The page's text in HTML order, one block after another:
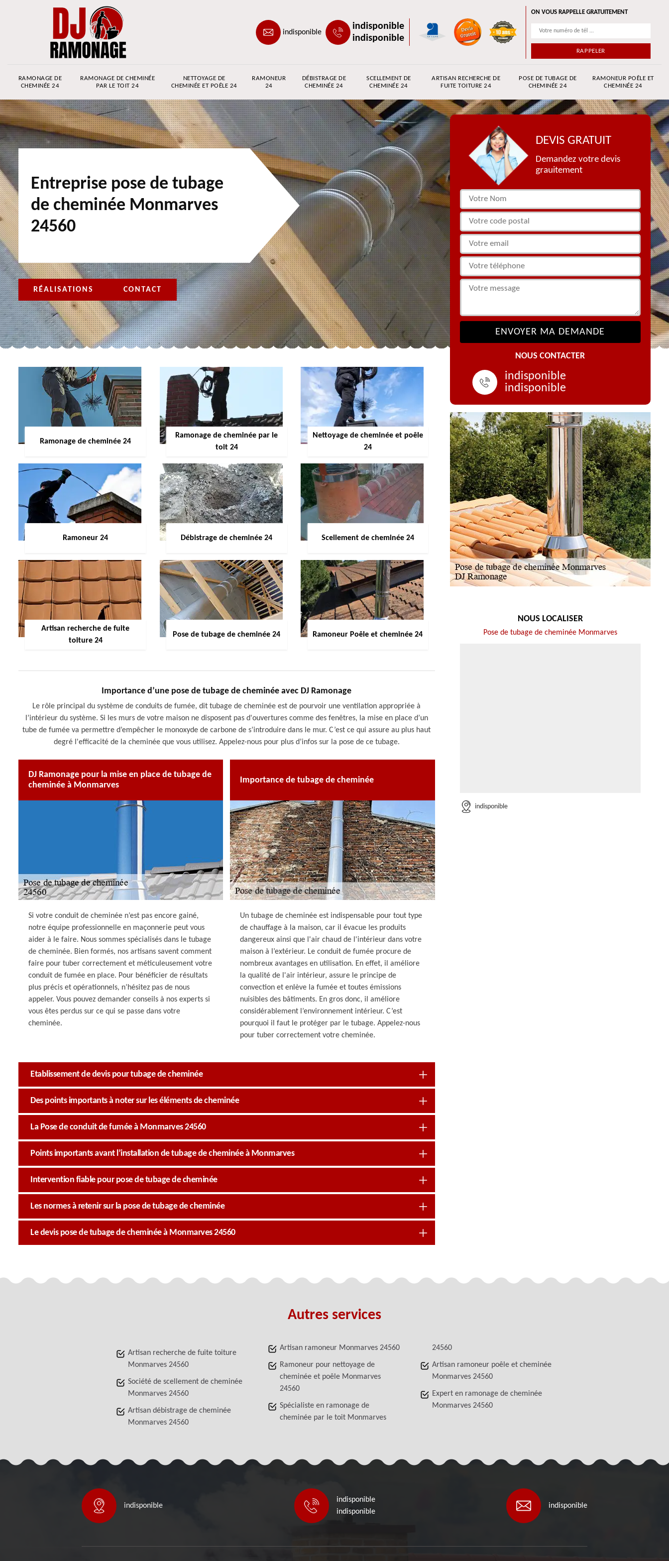
indisponible
indisponible
indisponible
ON VOUS RAPPELLE GRATUITEMENT
RAMONAGE DE
CHEMINÉE 24
RAMONAGE DE CHEMINÉE
PAR LE TOIT 24
NETTOYAGE DE
CHEMINÉE ET POÊLE 24
RAMONEUR
24
DÉBISTRAGE DE
CHEMINÉE 24
SCELLEMENT DE
CHEMINÉE 24
ARTISAN RECHERCHE DE
FUITE TOITURE 24
POSE DE TUBAGE DE
CHEMINÉE 24
RAMONEUR POÊLE ET
CHEMINÉE 24
Entreprise pose de tubage
de cheminée Monmarves
24560
RÉALISATIONS CONTACT
Ramonage de cheminée 24
Ramonage de cheminée par le
toit 24
Nettoyage de cheminée et poêle
24
Ramoneur 24 Débistrage de cheminée 24 Scellement de cheminée 24
Artisan recherche de fuite
toiture 24
Pose de tubage de cheminée 24 Ramoneur Poêle et cheminée 24
Importance d’une pose de tubage de cheminée avec DJ Ramonage
Le rôle principal du système de conduits de fumée, dit tubage de cheminée est de pourvoir une ventilation appropriée à
l’intérieur du système. Si les murs de votre maison ne disposent pas d'ouvertures comme des fenêtres, la mise en place d’un
tube de fumée va permettre d’empêcher le monoxyde de carbone de s’introduire dans le mur. C’est ce qui assure au plus haut
degré l'efficacité de la cheminée que vous utilisez. Appelez-nous pour plus d’infos sur la pose de ce tubage.
DJ Ramonage pour la mise en place de tubage de
cheminée à Monmarves
Si votre conduit de cheminée n’est pas encore gainé,
notre équipe professionnelle en maçonnerie peut vous
aider à le faire. Nous sommes spécialisés dans le tubage
de cheminée. Bien formés, nos artisans savent comment
faire pour tuber correctement et méticuleusement votre
conduit de fumée en place. Pour bénéficier de résultats
plus précis et opérationnels, n’hésitez pas de nous
appeler. Vous pouvez demander conseils à nos experts si
vous êtes perdus sur ce qui se passe dans votre
cheminée.
Importance de tubage de cheminée
Un tubage de cheminée est indispensable pour tout type
de chauffage à la maison, car il évacue les produits
dangereux ainsi que l'air chaud de l'intérieur dans votre
maison à l’extérieur. Le conduit de fumée procure de
nombreux avantages en utilisation. En effet, il améliore
la qualité de l'air intérieur, assure le principe de
convection et enlève la fumée et toutes émissions
nuisibles des bâtiments. En gros donc, il améliore
considérablement l’environnement intérieur. C’est
pourquoi il faut le protéger par le tubage. Appelez-nous
pour tuber correctement votre cheminée.
Etablissement de devis pour tubage de cheminée
Des points importants à noter sur les éléments de cheminée
La Pose de conduit de fumée à Monmarves 24560
Points importants avant l’installation de tubage de cheminée à Monmarves
Intervention fiable pour pose de tubage de cheminée
Les normes à retenir sur la pose de tubage de cheminée
Le devis pose de tubage de cheminée à Monmarves 24560
DEVIS GRATUIT
Demandez votre devis
grauitement
NOUS CONTACTER
indisponible
indisponible
NOUS LOCALISER
Pose de tubage de cheminée Monmarves
indisponible
Autres services
Artisan recherche de fuite toiture
Monmarves 24560
Société de scellement de cheminée
Monmarves 24560
Artisan débistrage de cheminée
Monmarves 24560
Artisan ramoneur Monmarves 24560
Ramoneur pour nettoyage de
cheminée et poêle Monmarves
24560
Spécialiste en ramonage de
cheminée par le toit Monmarves
24560
Artisan ramoneur poêle et cheminée
Monmarves 24560
Expert en ramonage de cheminée
Monmarves 24560
indisponible
indisponible
indisponible
indisponible